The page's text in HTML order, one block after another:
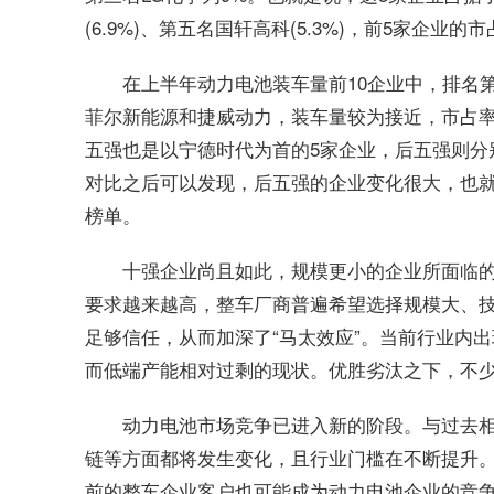
(6.9%)、第五名国轩高科(5.3%)，前5家企业的
在上半年动力电池装车量前10企业中，排名
菲尔新能源和捷威动力，装车量较为接近，市占
五强也是以宁德时代为首的5家企业，后五强则
对比之后可以发现，后五强的企业变化很大，也
榜单。
十强企业尚且如此，规模更小的企业所面临
要求越来越高，整车厂商普遍希望选择规模大、
足够信任，从而加深了“马太效应”。当前行业内
而低端产能相对过剩的现状。优胜劣汰之下，不
动力电池市场竞争已进入新的阶段。与过去
链等方面都将发生变化，且行业门槛在不断提升